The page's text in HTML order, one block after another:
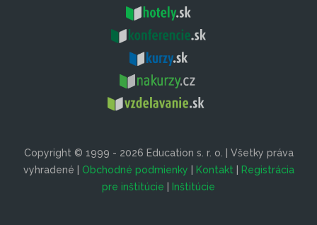
Copyright © 1999 - 2026 Education s. r. o. | Všetky práva
vyhradené | Obchodné podmienky Kontakt
Registrácia
pre inštitúcie
Inštitúcie